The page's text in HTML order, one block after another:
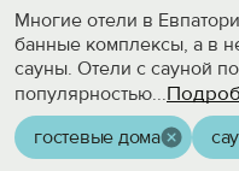
Многие отели в
банные комплексы, а в
сауны. Отели с сауной
популярностью...
гостевые дома